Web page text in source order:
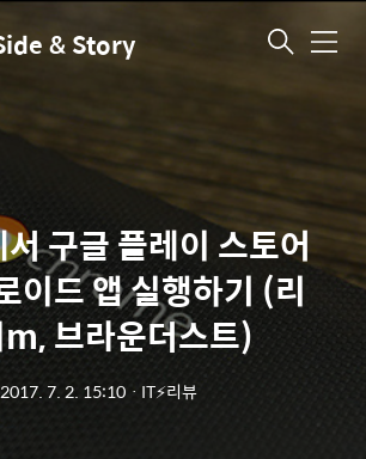
& Story 메
구글 플레이 스토어
이드 앱 실행하기 (리
브라운더스트)
2017. 7. 2. 15:10ㆍ IT⚡리뷰